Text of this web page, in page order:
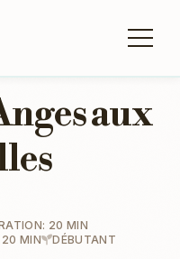
aux
20 MIN
MIN DÉBUTANT